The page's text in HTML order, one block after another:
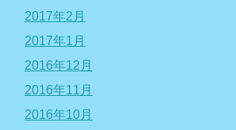
2017年2月
2017年1月
2016年12月
2016年11月
2016年10月